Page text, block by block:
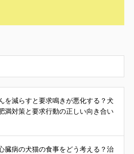
を減らすと要求鳴きが悪化する？犬
満対策と要求行動の正しい向き合い
臓病の犬猫の食事をどう考える？治